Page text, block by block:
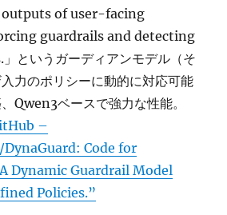
of user-facing
guardrails and detecting
というガーディアンモデル（そ
力のポリシーに動的に対応可能
Qwen3ベースで強力な性能。
–
Code for
Dynamic Guardrail Model
Policies.”